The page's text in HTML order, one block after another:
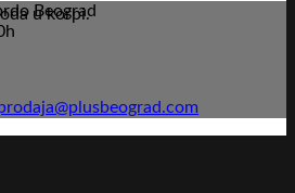
u korpi.
Beograd